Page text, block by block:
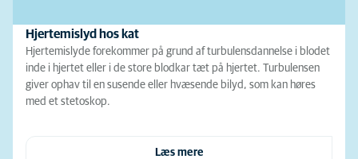
Hjertemislyd hos kat
Hjertemislyde forekommer på grund af turbulensdannelse i blodet
inde i hjertet eller i de store blodkar tæt på hjertet. Turbulensen
giver ophav til en susende eller hvæsende bilyd, som kan høres
med et stetoskop.
Læs mere